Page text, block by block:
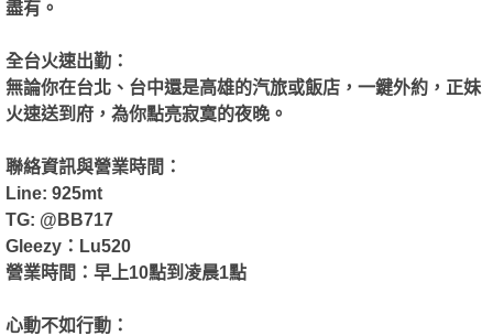
學
盡有。
全台火速出勤：
無論你在台北、台中還是高雄的汽旅或飯店，一鍵外約，正妹
火速送到府，為你點亮寂寞的夜晚。
聯絡資訊與營業時間：
Line: 925mt
TG: @BB717
Gleezy：Lu520
營業時間：早上10點到凌晨1點
心動不如行動：